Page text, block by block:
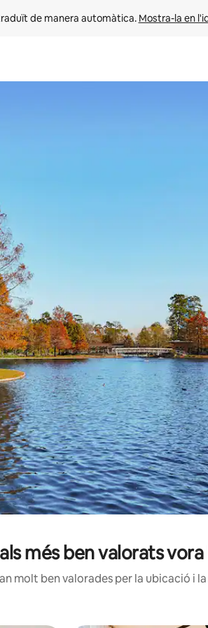
de manera automàtica. Mostra-la en
tecles de les fletxes (amunt i avall), o bé
més ben valorats vora
molt ben valorades per la ubicació i